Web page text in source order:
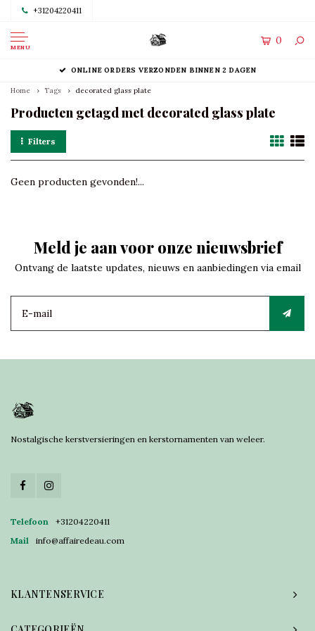
+31204220411
MENU
0
ONLINE ORDERS VERZONDEN BINNEN 2 DAGEN
Home Tags decorated glass plate
Producten getagd met decorated glass plate
Filters
Geen producten gevonden!...
Meld je aan voor onze nieuwsbrief
Ontvang de laatste updates, nieuws en aanbiedingen via email
Nostalgische kerstversieringen en kerstornamenten van weleer.
Telefoon
+31204220411
Mail
info@affairedeau.com
KLANTENSERVICE